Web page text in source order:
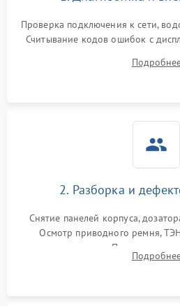
Проверка подключения к сети,
Считывание кодов ошибок с
выявления посторонних шумов,
электронного модуля
2. Разборка и
Снятие панелей корпуса,
Осмотр приводного ремня,
амортизаторов. Проверка
крестовины на износ, а